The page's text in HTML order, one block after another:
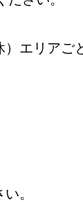
）エリア
。